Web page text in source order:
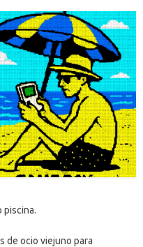
piscina.
de ocio viejuno para